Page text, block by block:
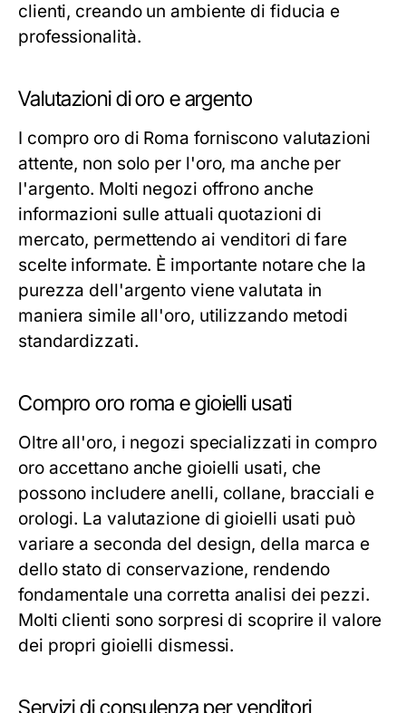
clienti, creando un ambiente di fiducia e
professionalità.
Valutazioni di oro e argento
I compro oro di Roma forniscono valutazioni
attente, non solo per l'oro, ma anche per
l'argento. Molti negozi offrono anche
informazioni sulle attuali quotazioni di
mercato, permettendo ai venditori di fare
scelte informate. È importante notare che la
purezza dell'argento viene valutata in
maniera simile all'oro, utilizzando metodi
standardizzati.
Compro oro roma e gioielli usati
Oltre all'oro, i negozi specializzati in compro
oro accettano anche gioielli usati, che
possono includere anelli, collane, bracciali e
orologi. La valutazione di gioielli usati può
variare a seconda del design, della marca e
dello stato di conservazione, rendendo
fondamentale una corretta analisi dei pezzi.
Molti clienti sono sorpresi di scoprire il valore
dei propri gioielli dismessi.
Servizi di consulenza per venditori